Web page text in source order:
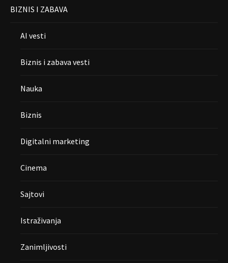
BIZNIS I ZABAVA
AI vesti
Biznis i zabava vesti
Nauka
Biznis
Digitalni marketing
Cinema
Sajtovi
Istraživanja
Zanimljivosti